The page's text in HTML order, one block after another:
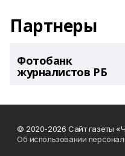
Партнеры
Фотобанк
журналистов РБ
© 2020-2026 Сайт газеты
Об использовании